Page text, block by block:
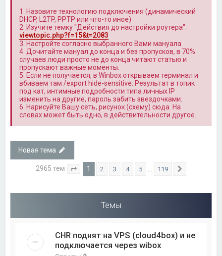
1. Назовите технологию подключения (динамический
DHCP, L2TP, PPTP или что-то иное)
2. Изучите темку "Действия до настройки роутера".
viewtopic.php?f=15&t=2083
3. Настройте согласно выбранного Вами мануала
4. Дочитайте мануал до конца и без пропусков, в 70%
случаев люди просто не до конца читают статью и
пропускают важные моменты.
5. Если не получается, в Winbox открываем терминал и
вбиваем там /export hide-sensitive. Результат в топик
под кат, интимные подробности типа личных IP
изменить на другие, пароль забить звездочками.
6. Нарисуйте Вашу сеть, рисунок (схему) сюда. На
словах может быть одно, в действительности другое.
Новая тема
2965 тем Страница из 119
1 2 3 4 5 119
Темы
CHR поднят на VPS (cloud4box) и не
подключается через wibox